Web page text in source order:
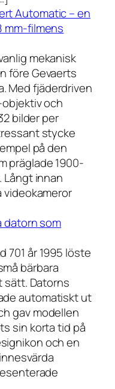
Automatic – en
mm-filmens
mekanisk
före Gevaerts
Med fjäderdriven
och
bilder per
stycke
på den
präglade 1900-
Långt innan
datorn som
701 år 1995 löste
bärbara
sätt. Datorns
automatiskt ut
gav modellen
sin korta tid på
och en